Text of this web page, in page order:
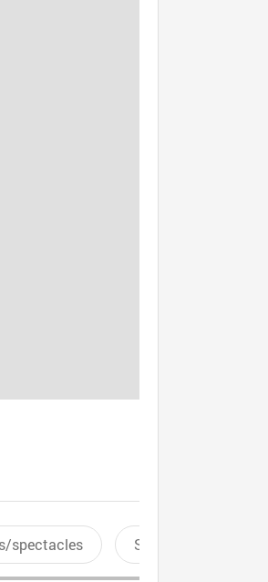
spectacles Sports aquatiques